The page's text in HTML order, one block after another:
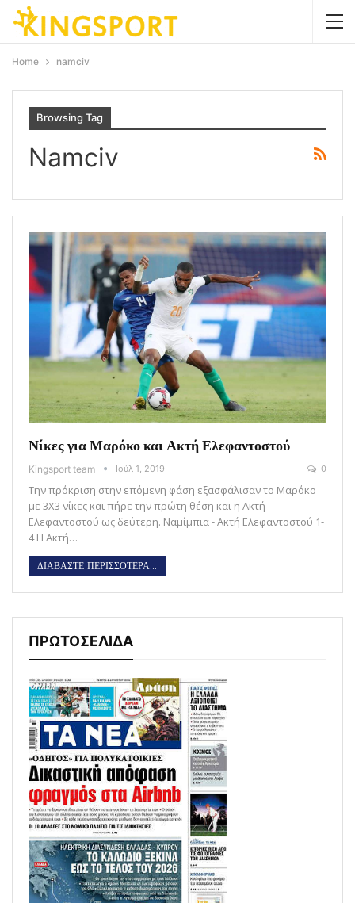
Home namciv
Browsing Tag
Namciv
Νίκες για Μαρόκο και Ακτή Ελεφαντοστού
Kingsport team Ιούλ 1, 2019 0
Την πρόκριση στην επόμενη φάση εξασφάλισαν το Μαρόκο
με 3Χ3 νίκες και πήρε την πρώτη θέση και η Ακτή
Ελεφαντοστού ως δεύτερη. Ναμίμπια - Ακτή Ελεφαντοστού 1-
4 Η Ακτή…
ΔΙΑΒΑΣΤΕ ΠΕΡΙΣΣΟΤΕΡΑ...
ΠΡΩΤΟΣΕΛΙΔΑ